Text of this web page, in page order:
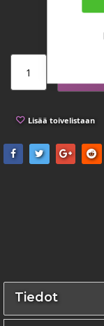
Lisää toivelistaan
Tiedot